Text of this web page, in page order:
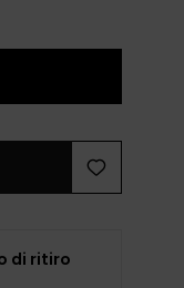
di ritiro